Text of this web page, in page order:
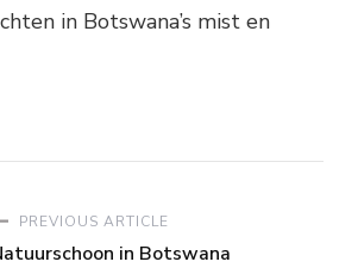
in Botswana’s mist en
PREVIOUS ARTICLE
in Botswana